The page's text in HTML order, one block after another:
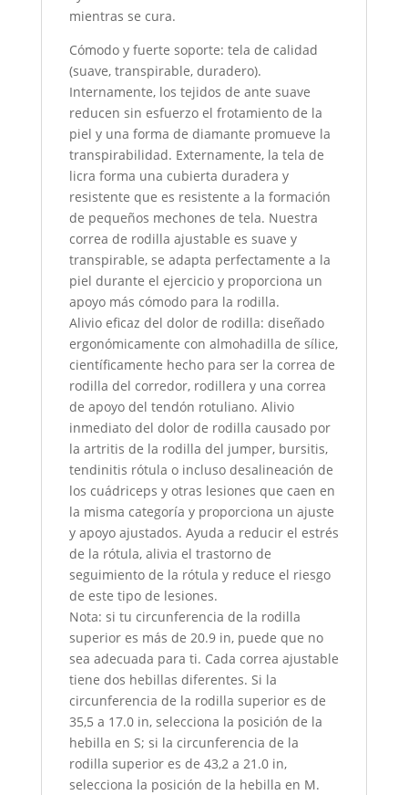
mientras se cura.
Cómodo y fuerte soporte: tela de calidad
(suave, transpirable, duradero).
Internamente, los tejidos de ante suave
reducen sin esfuerzo el frotamiento de la
piel y una forma de diamante promueve la
transpirabilidad. Externamente, la tela de
licra forma una cubierta duradera y
resistente que es resistente a la formación
de pequeños mechones de tela. Nuestra
correa de rodilla ajustable es suave y
transpirable, se adapta perfectamente a la
piel durante el ejercicio y proporciona un
apoyo más cómodo para la rodilla.
Alivio eficaz del dolor de rodilla: diseñado
ergonómicamente con almohadilla de sílice,
científicamente hecho para ser la correa de
rodilla del corredor, rodillera y una correa
de apoyo del tendón rotuliano. Alivio
inmediato del dolor de rodilla causado por
la artritis de la rodilla del jumper, bursitis,
tendinitis rótula o incluso desalineación de
los cuádriceps y otras lesiones que caen en
la misma categoría y proporciona un ajuste
y apoyo ajustados. Ayuda a reducir el estrés
de la rótula, alivia el trastorno de
seguimiento de la rótula y reduce el riesgo
de este tipo de lesiones.
Nota: si tu circunferencia de la rodilla
superior es más de 20.9 in, puede que no
sea adecuada para ti. Cada correa ajustable
tiene dos hebillas diferentes. Si la
circunferencia de la rodilla superior es de
35,5 a 17.0 in, selecciona la posición de la
hebilla en S; si la circunferencia de la
rodilla superior es de 43,2 a 21.0 in,
selecciona la posición de la hebilla en M.